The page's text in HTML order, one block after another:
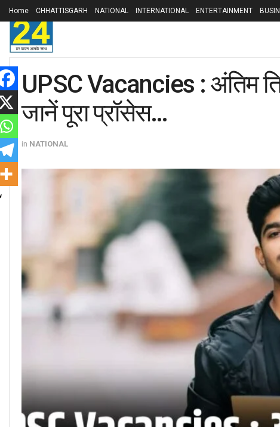
Home CHHATTISGARH NATIONAL INTERNATIONAL ENTERTAINMENT
UPSC Vacancies : अंतिम
जानें पूरा प्रॉसेस…
in NATIONAL